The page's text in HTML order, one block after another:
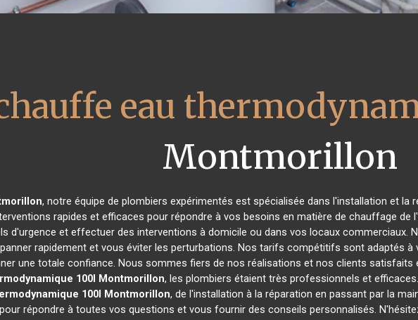
eau
Montmorillon
, notre équipe de plombiers expérimentés est spécialisée dans l'installation et la
rapides et efficaces pour répondre à vos besoins en matière de chauffage de
d'urgence et effectuer des interventions à domicile ou dans vos locaux commerciaux.
rapidement et vous éviter les perturbations. Nos tarifs compétitifs sont adaptés
une totale confiance. Nous sommes fiers de nos réalisations et nos clients
100l Montmorillon, les plombiers étaient très professionnels et
100l Montmorillon, de l'installation à la réparation en passant par la
pour répondre à toutes vos questions et vous fournir des conseils personnalisés.